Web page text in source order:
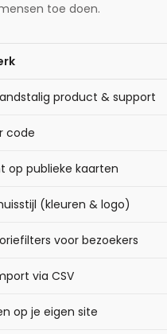
toe doen.
product & support
code
op publieke kaarten
(kleuren & logo)
voor bezoekers
via CSV
op je eigen site